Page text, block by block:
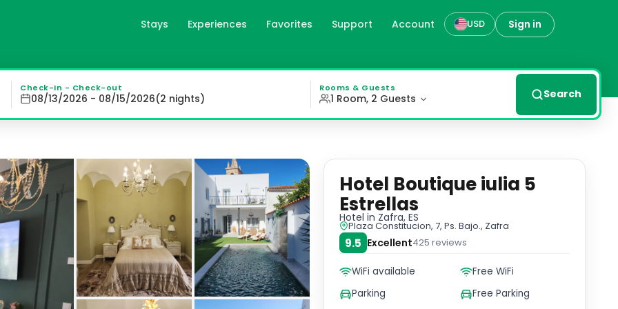
Stays Experiences Favorites Support Account USD Sign in
in Zafra, es
with a flat-screen TV, a private bathroom, and stunning city views from select units. Relax in comfort with a
Check-in - Check-out
08/13/2026 - 08/15/2026(2 nights)
Rooms & Guests
1 Room, 2 Guests Search
Hotel Boutique iulia 5
Estrellas
Hotel in Zafra, ES
Plaza Constitucion, 7, Ps. Bajo., Zafra
9.5 Excellent425 reviews
WiFi available
Free WiFi
Parking
Free Parking